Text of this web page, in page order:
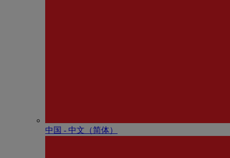
中国 - 中⽂（简体）